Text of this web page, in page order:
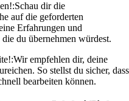
Schau dir die
auf die geforderten
Erfahrungen und
du übernehmen würdest.
Wir empfehlen dir, deine
So stellst du sicher, dass
bearbeiten können.